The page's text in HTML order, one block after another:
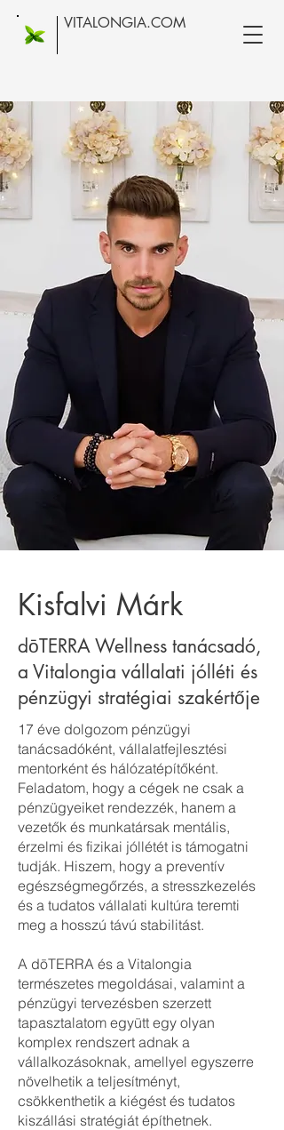
VITALONGIA.COM
Kisfalvi Márk
dōTERRA Wellness tanácsadó,
a Vitalongia vállalati jólléti és
pénzügyi stratégiai szakértője
17 éve dolgozom pénzügyi
tanácsadóként, vállalatfejlesztési
mentorként és hálózatépítőként.
Feladatom, hogy a cégek ne csak a
pénzügyeiket rendezzék, hanem a
vezetők és munkatársak mentális,
érzelmi és fizikai jóllétét is támogatni
tudják. Hiszem, hogy a preventív
egészségmegőrzés, a stresszkezelés
és a tudatos vállalati kultúra teremti
meg a hosszú távú stabilitást.
A dōTERRA és a Vitalongia
természetes megoldásai, valamint a
pénzügyi tervezésben szerzett
tapasztalatom együtt egy olyan
komplex rendszert adnak a
vállalkozásoknak, amellyel egyszerre
növelhetik a teljesítményt,
csökkenthetik a kiégést és tudatos
kiszállási stratégiát építhetnek.